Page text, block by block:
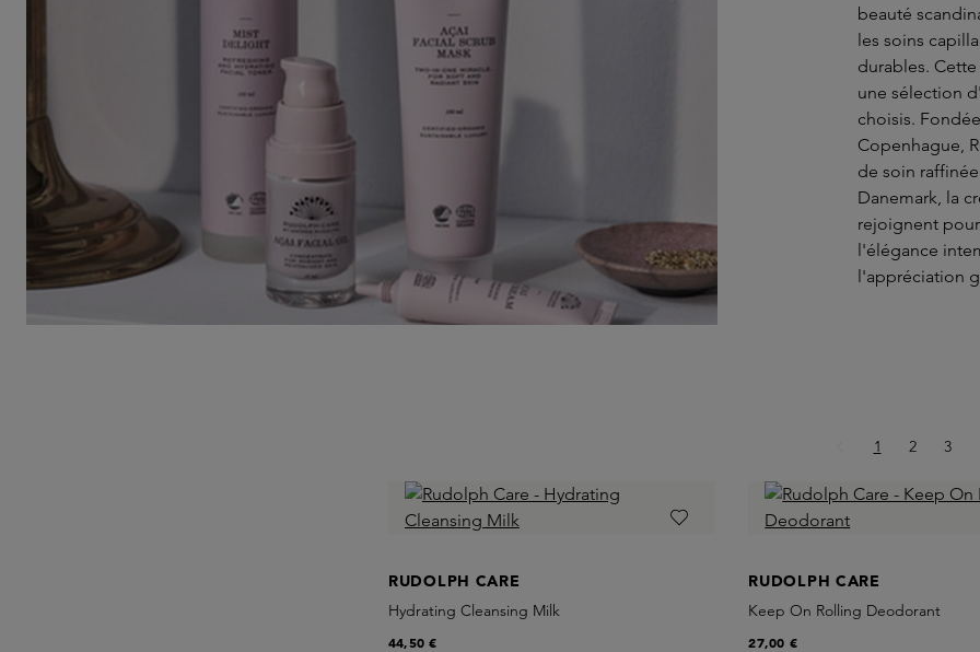
beauté
les soins
durables. Cette
une sélection
choisis.
Copenhague,
de soin
Danemark, la
rejoignent pour
l'élégance
l'appréciation
Page
1 Page
2 Page
3
RUDOLPH CARE
Hydrating Cleansing Milk
44,50 €
RUDOLPH CARE
Keep On Rolling Deodorant
27,00 €